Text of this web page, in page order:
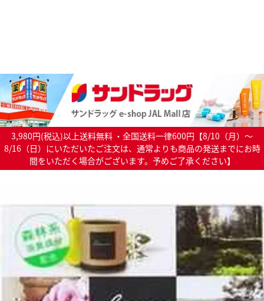
3,980円(税込)以上送料無料 ・全国送料一律600円【8/10（月）～
8/16（日）にいただいたご注文は、通常よりも商品の発送までにお時
間をいただく場合がございます。予めご了承ください】